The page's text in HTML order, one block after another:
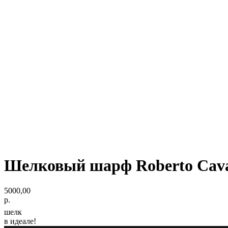
Шелковый шарф Roberto
5000,00
р.
шелк
в идеале!